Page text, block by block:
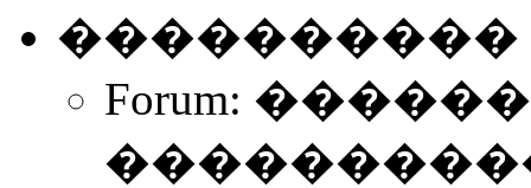
����������
Forum: